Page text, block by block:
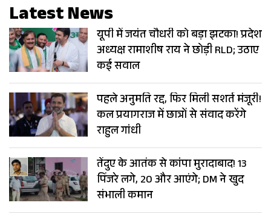
Latest News
यूपी में जयंत चौधरी को बड़ा झटका! प्रदेश
अध्यक्ष रामाशीष राय ने छोड़ी RLD; उठाए
कई सवाल
पहले अनुमति रद्द, फिर मिली सशर्त मंजूरी!
कल प्रयागराज में छात्रों से संवाद करेंगे
राहुल गांधी
तेंदुए के आतंक से कांपा मुरादाबाद! 13
पिंजरे लगे, 20 और आएंगे; DM ने खुद
संभाली कमान